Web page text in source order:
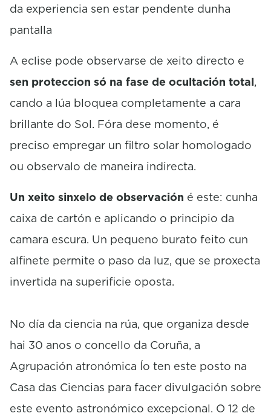
da experiencia sen estar pendente dunha
pantalla
A eclise pode observarse de xeito directo e
sen proteccion só na fase de ocultación total,
cando a lúa bloquea completamente a cara
brillante do Sol. Fóra dese momento, é
preciso empregar un filtro solar homologado
ou observalo de maneira indirecta.
Un xeito sinxelo de observación é este: cunha
caixa de cartón e aplicando o principio da
camara escura. Un pequeno burato feito cun
alfinete permite o paso da luz, que se proxecta
invertida na superificie oposta.
No día da ciencia na rúa, que organiza desde
hai 30 anos o concello da Coruña, a
Agrupación atronómica Ío ten este posto na
Casa das Ciencias para facer divulgación sobre
este evento astronómico excepcional. O 12 de